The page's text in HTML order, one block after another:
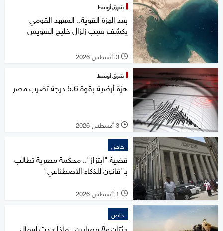
شرق أوسط
بعد الهزة القوية.. المعهد القومي
يكشف سبب زلزال خليج السويس
l 3 أغسطس 2026
شرق أوسط
هزة أرضية بقوة 5.6 درجة تضرب مصر
l 3 أغسطس 2026
خاص
قضية "ابتزاز".. محكمة مصرية تطالب
بـ"قانون للذكاء الاصطناعي"
l 1 أغسطس 2026
خاص
جثتان و8 مصابين.. ماذا حدث لعمال